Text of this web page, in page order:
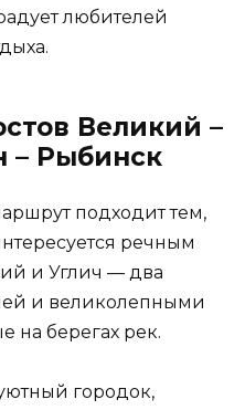
любителей
Великий –
– Рыбинск
подходит тем,
речным
и Углич — два
и великолепными
на берегах рек.
городок,